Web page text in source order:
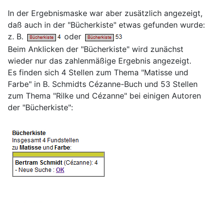
In der Ergebnismaske war aber zusätzlich angezeigt,
daß auch in der "Bücherkiste" etwas gefunden wurde:
z. B.
oder
Beim Anklicken der "Bücherkiste" wird zunächst
wieder nur das zahlenmäßige Ergebnis angezeigt.
Es finden sich 4 Stellen zum Thema "Matisse und
Farbe" in B. Schmidts Cézanne-Buch und 53 Stellen
zum Thema "Rilke und Cézanne" bei einigen Autoren
der "Bücherkiste":